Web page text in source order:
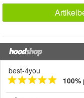
best-4you